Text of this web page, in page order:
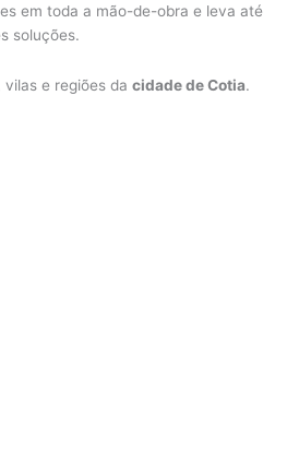
em toda a mão-de-obra e leva até
soluções.
vilas e regiões dacidade de Cotia.